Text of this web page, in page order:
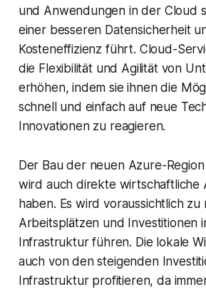
und Anwendungen in der Cloud
einer besseren Datensicherheit
Kosteneffizienz führt. Cloud-
die Flexibilität und Agilität von
erhöhen, indem sie ihnen die
schnell und einfach auf neue
Innovationen zu reagieren.
Der Bau der neuen Azure-
wird auch direkte wirtschaftliche
haben. Es wird voraussichtlich zu
Arbeitsplätzen und Investitionen
Infrastruktur führen. Die lokale
auch von den steigenden
Infrastruktur profitieren, da